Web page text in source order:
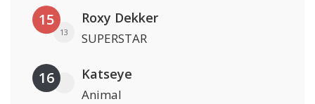
15
13
Roxy Dekker
SUPERSTAR
16 Katseye
Animal